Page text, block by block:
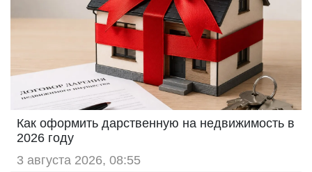
Как оформить дарственную на недвижимость в
2026 году
3 августа 2026, 08:55